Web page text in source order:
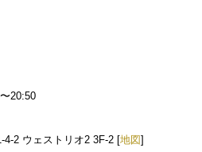
20:50
4-2 ウェストリオ2 3F-2 [地図]